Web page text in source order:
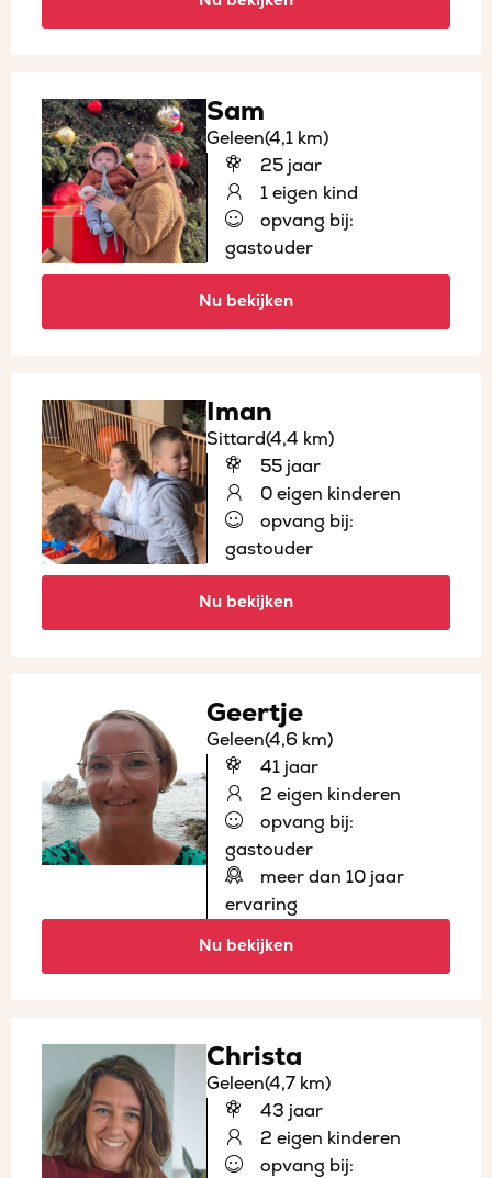
Sam
Geleen(4,1 km)
25 jaar
1 eigen kind
opvang bij:
gastouder
Nu bekijken
Iman
Sittard(4,4 km)
55 jaar
0 eigen kinderen
opvang bij:
gastouder
Nu bekijken
Geertje
Geleen(4,6 km)
41 jaar
2 eigen kinderen
opvang bij:
gastouder
meer dan 10 jaar
ervaring
Nu bekijken
Christa
Geleen(4,7 km)
43 jaar
2 eigen kinderen
opvang bij: